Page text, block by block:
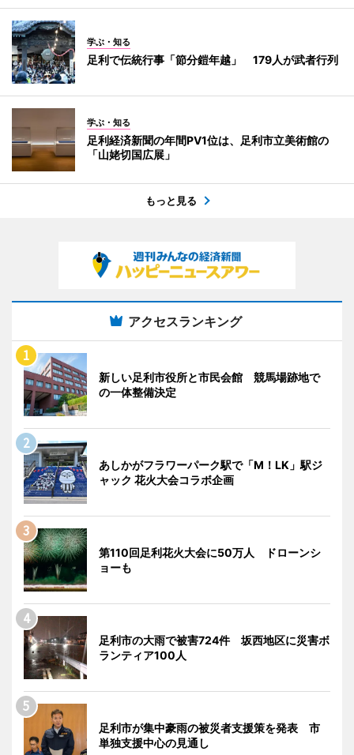
学ぶ・知る
足利で伝統行事「節分鎧年越」 179人が武者行列
学ぶ・知る
足利経済新聞の年間PV1位は、足利市立美術館の
「山姥切国広展」
もっと見る
アクセスランキング
新しい足利市役所と市民会館 競馬場跡地で
の一体整備決定
あしかがフラワーパーク駅で「M！LK」駅ジ
ャック 花火大会コラボ企画
第110回足利花火大会に50万人 ドローンシ
ョーも
足利市の大雨で被害724件 坂西地区に災害ボ
ランティア100人
足利市が集中豪雨の被災者支援策を発表 市
単独支援中心の見通し